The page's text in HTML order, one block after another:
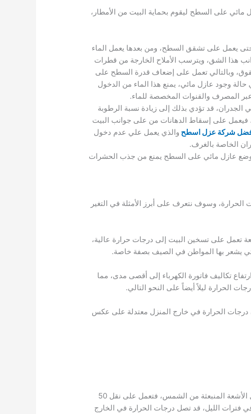
على السطح ليقوم بحماية البيت من الأمطار،
يعمل على تشقق السطح، ومن بعدها يعمل الماء
هذا الشق، ويترسب الأملاح الخارجة من قطرات
وبالتالي تعمل على إضعاف قدرة السطح على
وجود عازل مائي، يمنع هذا الماء من الدخول
المصرف والقنوات المخصصة للماء.
قد تؤدي بذلك إلى زيادة نسبة الرطوبة
فيعمل على إسقاط الدهانات من على جوانب البيت
شركة عزل اسطح والذي يعمل علي عدم دخول
الخاصة بالغرف.
وضع عازل مائي على السطح يمنع من جذب الحشرات
وسوف نتعرف على أبرز الأمثلة في التغير
تعمل على تسخين البيت إلى درجات حرارة عالية،
يشعر بها المواطن في الصيف بصفة خاصة.
تكاليف فاتورة الكهرباء إلى أقصى مدى، مما
الحرارة ليلاً أيضاً على النحو التالي.
من الليل، مما يعمل على أن يكون درجات الحرارة في خارج المنزل معتدلة على عكس
فإذا افترضنا أن درجات الحرارة في الخارج تصل إلى 50 درجة مئوية، فهي تعمل على أن يحصل السطح على كل الأشعة المنبعثة من الشمس، فتعمل على نقل 50
فترات الليل، قد تصل درجات الحرارة في الخارج